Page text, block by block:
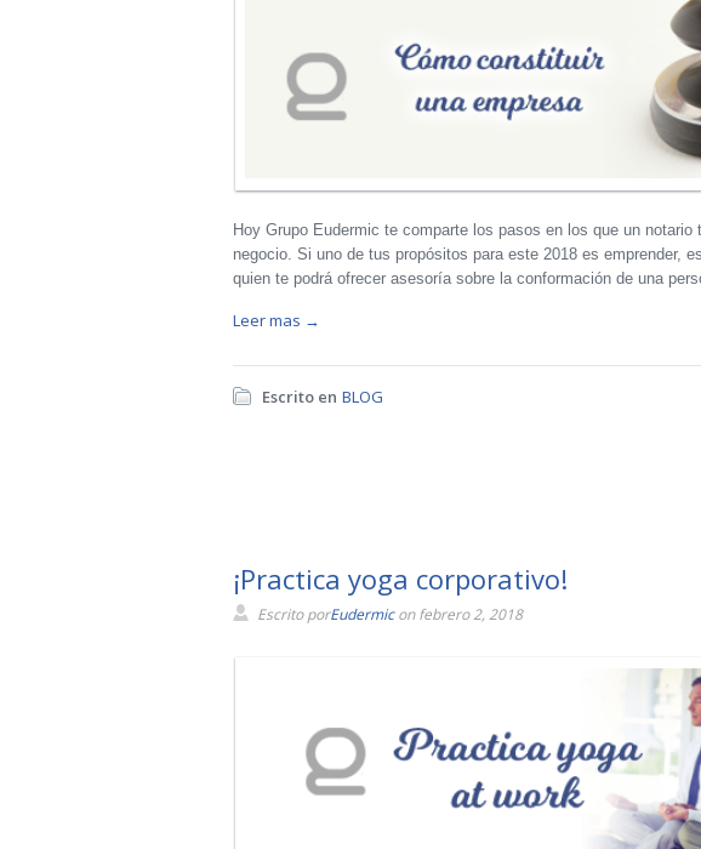
Hoy Grupo Eudermic te comparte los pasos en los que un
negocio. Si uno de tus propósitos para este 2018 es emprender,
quien te podrá ofrecer asesoría sobre la conformación de una
Leer mas →
Escrito en BLOG
¡Practica yoga corporativo!
Escrito porEudermicon febrero 2, 2018